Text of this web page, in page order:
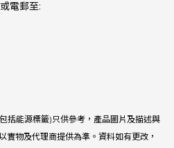
電郵至:
括能源標籤)只供參考，產品圖片及描述與
實物及代理商提供為準。資料如有更改，